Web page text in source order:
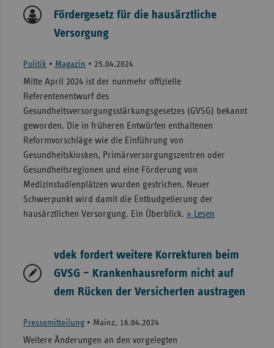
Fördergesetz für die hausärztliche
Versorgung
Politik • Magazin • 25.04.2024
Mitte April 2024 ist der nunmehr offizielle
Referentenentwurf des
Gesundheitsversorgungsstärkungsgesetzes (GVSG) bekannt
geworden. Die in früheren Entwürfen enthaltenen
Reformvorschläge wie die Einführung von
Gesundheitskiosken, Primärversorgungszentren oder
Gesundheitsregionen und eine Förderung von
Medizinstudienplätzen wurden gestrichen. Neuer
Schwerpunkt wird damit die Entbudgetierung der
hausärztlichen Versorgung. Ein Überblick. » Lesen
vdek fordert weitere Korrekturen beim
GVSG – Krankenhausreform nicht auf
dem Rücken der Versicherten austragen
Pressemitteilung• Mainz, 16.04.2024
Weitere Änderungen an den vorgelegten